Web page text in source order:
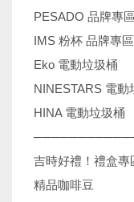
PESADO 品牌專區
IMS 粉杯 品牌專區
Eko 電動垃圾桶
NINESTARS 電動
HINA 電動垃圾桶
吉時好禮！禮盒專
精品咖啡豆